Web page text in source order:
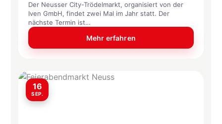
Der Neusser City-Trödelmarkt, organisiert von der
Iven GmbH, findet zwei Mal im Jahr statt. Der
nächste Termin ist…
Mehr erfahren
16
SEP.